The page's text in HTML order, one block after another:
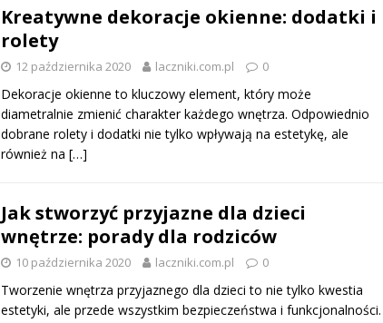
Kreatywne dekoracje okienne: dodatki i
rolety
12 października 2020 laczniki.com.pl 0
Dekoracje okienne to kluczowy element, który może
diametralnie zmienić charakter każdego wnętrza. Odpowiednio
dobrane rolety i dodatki nie tylko wpływają na estetykę, ale
również na […]
Jak stworzyć przyjazne dla dzieci
wnętrze: porady dla rodziców
10 października 2020 laczniki.com.pl 0
Tworzenie wnętrza przyjaznego dla dzieci to nie tylko kwestia
estetyki, ale przede wszystkim bezpieczeństwa i funkcjonalności.